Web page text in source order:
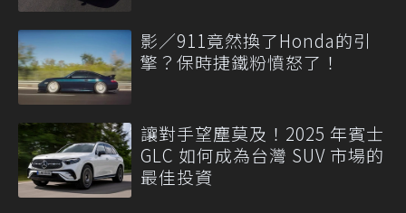
影／911竟然換了Honda的引
擎？保時捷鐵粉憤怒了！
讓對手望塵莫及！2025 年賓士
GLC 如何成為台灣 SUV 市場的
最佳投資